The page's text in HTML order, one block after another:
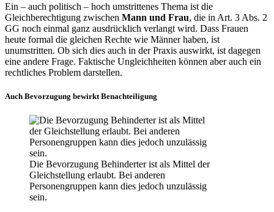
Ein – auch politisch – hoch umstrittenes Thema ist die
Gleichberechtigung zwischen Mann und Frau, die in Art. 3 Abs. 2
GG noch einmal ganz ausdrücklich verlangt wird. Dass Frauen
heute formal die gleichen Rechte wie Männer haben, ist
unumstritten. Ob sich dies auch in der Praxis auswirkt, ist dagegen
eine andere Frage. Faktische Ungleichheiten können aber auch ein
rechtliches Problem darstellen.
Auch Bevorzugung bewirkt Benachteiligung
Die Bevorzugung Behinderter ist als Mittel der
Gleichstellung erlaubt. Bei anderen
Personengruppen kann dies jedoch unzulässig
sein.